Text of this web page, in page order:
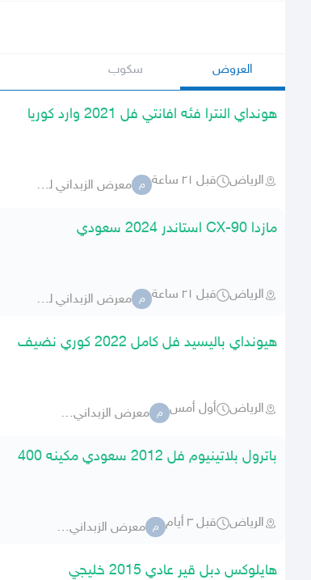
العروض سكوب
هونداي النترا فئه افانتي فل 2021 وارد كوريا
الرياض قبل ٢١ ساعة م معرض الزبداني للسيارات 283
مازدا CX-90 استاندر 2024 سعودي
الرياض قبل ٢١ ساعة م معرض الزبداني للسيارات 283
هيونداي باليسيد فل كامل 2022 كوري نضيف
الرياض أول أمس م معرض الزبداني للسيارات 283
باترول بلاتينيوم فل 2012 سعودي مكينه 400
الرياض قبل ٣ أيام م معرض الزبداني للسيارات 283
هايلوكس دبل قير عادي 2015 خليجي